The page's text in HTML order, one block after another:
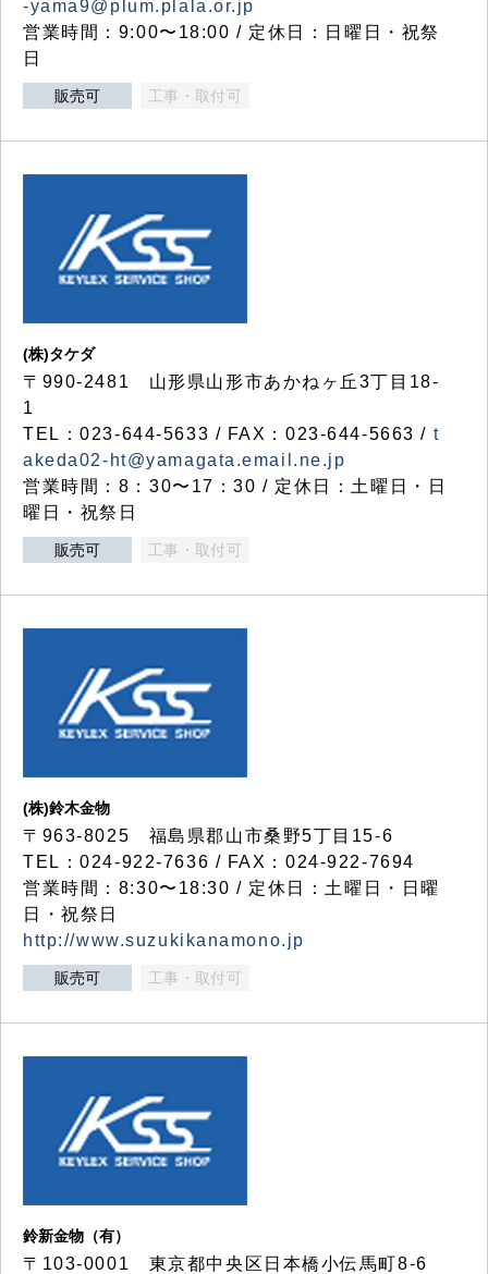
-yama9@plum.plala.or.jp
営業時間：9:00〜18:00 / 定休日：日曜日・祝祭
日
販売可 工事・取付可
(株)タケダ
〒990-2481 山形県山形市あかねヶ丘3丁目18-
1
TEL：023-644-5633 / FAX：023-644-5663 / t
akeda02-ht@yamagata.email.ne.jp
営業時間：8：30〜17：30 / 定休日：土曜日・日
曜日・祝祭日
販売可 工事・取付可
(株)鈴木金物
〒963-8025 福島県郡山市桑野5丁目15-6
TEL：024-922-7636 / FAX：024-922-7694
営業時間：8:30〜18:30 / 定休日：土曜日・日曜
日・祝祭日
http://www.suzukikanamono.jp
販売可 工事・取付可
鈴新金物（有）
〒103-0001 東京都中央区日本橋小伝馬町8-6